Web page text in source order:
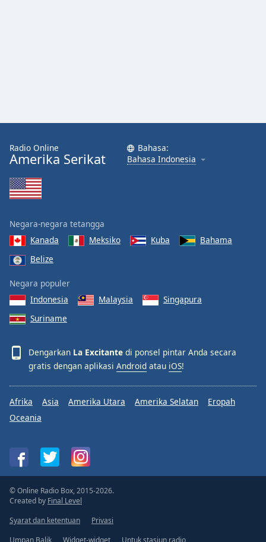
Radio Online
Amerika Serikat
Bahasa:
Bahasa Indonesia
Negara-negara tetangga
Kanada
Meksiko Kuba
Bahama
Belize
Negara populer
Indonesia
Malaysia
Singapura
Suriname
Dengarkan La Excitante di ponsel pintar Anda secara
gratis dengan aplikasi Android atau iOS!
Afrika Asia Amerika Utara Amerika Selatan
Eropah
Oceania
© Online Radio Box, 2015-2026.
Created by Final Level
Syarat dan ketentuan
Privasi